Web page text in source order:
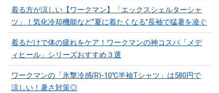
着る方が涼しい【ワークマン】「エックスシェルターシャ
ツ」！気化冷却機能など“夏に着たくなる”長袖で猛暑を凌ぐ
着るだけで体の疲れをケア！ワークマンの神コスパ「メデ
ィヒール」シリーズおすすめ３選
ワークマンの「氷撃冷感(R)-10℃半袖Tシャツ」は580円で
涼しい！暑さ対策◎